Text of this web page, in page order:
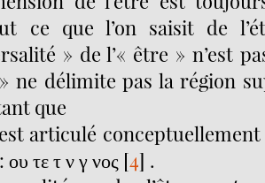
ce que l’on saisit de
» de l’« être » n’est
ne délimite pas la région
que
articulé conceptuellement
τε τ ν γ νος [4] .